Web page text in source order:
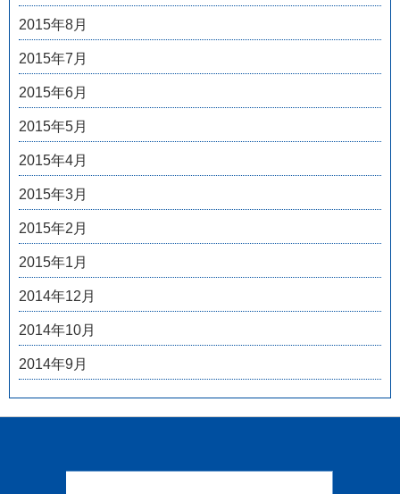
2015年8月
2015年7月
2015年6月
2015年5月
2015年4月
2015年3月
2015年2月
2015年1月
2014年12月
2014年10月
2014年9月